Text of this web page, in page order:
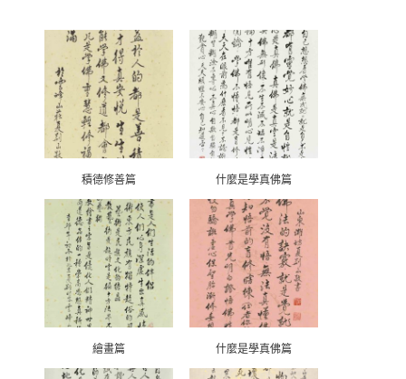
積德修善篇 什麼是學真佛篇
繪畫篇 什麼是學真佛篇